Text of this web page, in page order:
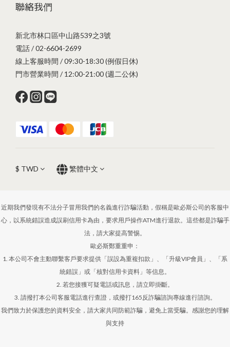
聯絡我們
新北市林口區中山路539之3號
電話 / 02-6604-2699
線上客服時間 / 09:30-18:30 (例假日休)
門市營業時間 / 12:00-21:00 (週二公休)
$ TWD 繁體中文
近期我們發現有不法分子冒用我們的名義進行詐騙活動，假稱是歐必斯公司的客服中
心，以系統錯誤造成誤刷信用卡為由，要求用戶操作ATM進行退款。這些都是詐騙手
法，請大家提高警惕。
歐必斯鄭重重申：
1. 本公司不會主動聯繫客戶要求提供「誤設為重複扣款」、「升級VIP會員」、「系
統錯誤」或「核對信用卡資料」等信息。
2. 若您接獲可疑電話或訊息，請立即掛斷。
3. 請撥打本公司客服電話進行查證，或撥打165反詐騙諮詢專線進行諮詢。
我們致力於保護您的資料安全，請大家共同防範詐騙，避免上當受騙。感謝您的理解
與支持